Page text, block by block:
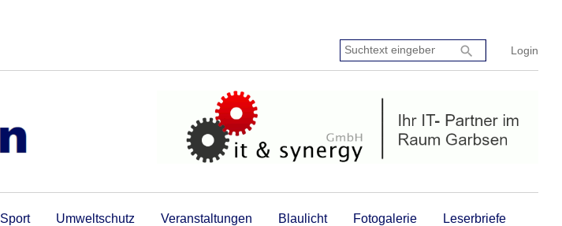
Login
Suchtext
eingeben:
search
Sport Umweltschutz Veranstaltungen Blaulicht Fotogalerie Leserbriefe